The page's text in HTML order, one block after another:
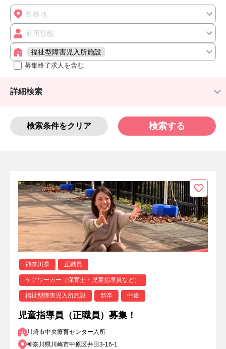
勤務地
雇用形態
福祉型障害児入所施設
募集終了求人を含む
詳細検索
検索条件をクリア 検索する
神奈川県 正職員
ケアワーカー（保育士・児童指導員など）
福祉型障害児入所施設 新卒 中途
児童指導員（正職員）募集！
川崎市中央療育センター入所
神奈川県川崎市中原区井田3-16-1